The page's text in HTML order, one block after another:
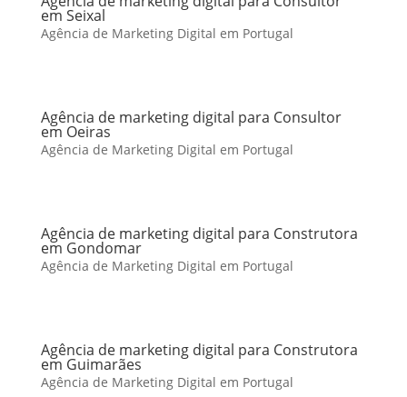
em Seixal
Agência de Marketing Digital em Portugal
Agência de marketing digital para Consultor
em Oeiras
Agência de Marketing Digital em Portugal
Agência de marketing digital para Construtora
em Gondomar
Agência de Marketing Digital em Portugal
Agência de marketing digital para Construtora
em Guimarães
Agência de Marketing Digital em Portugal